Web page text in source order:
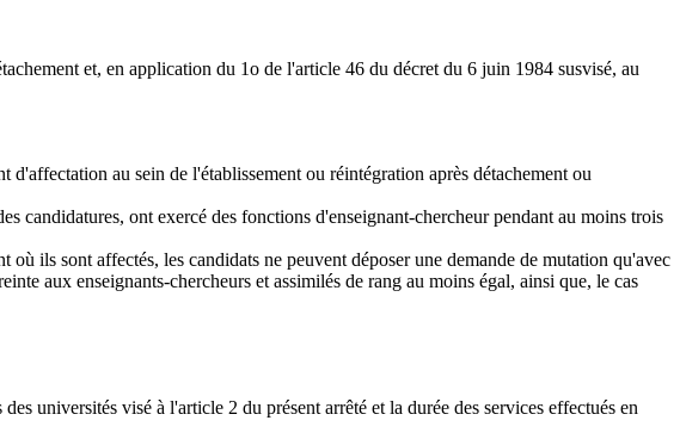
et, en application du 1o de l'article 46 du décret du 6 juin 1984 susvisé, au
au sein de l'établissement ou réintégration après détachement ou
candidatures, ont exercé des fonctions d'enseignant-chercheur pendant au moins trois
ils sont affectés, les candidats ne peuvent déposer une demande de mutation qu'avec
aux enseignants-chercheurs et assimilés de rang au moins égal, ainsi que, le cas
universités visé à l'article 2 du présent arrêté et la durée des services effectués en